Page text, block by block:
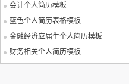
会计个人简历模板
蓝色个人简历表格模板
金融经济应届生个人简历模板
财务相关个人简历模板